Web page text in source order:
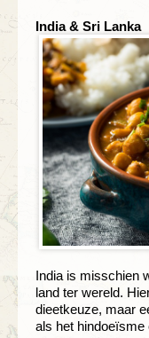
India & Sri Lanka
India is misschien
land ter wereld.
dieetkeuze, maar
als het